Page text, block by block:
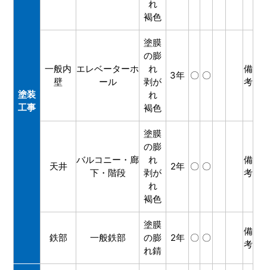
塗装
工事
れ
褐色
一般内
壁
エレベーターホ
ール
塗膜
の膨
れ
剥が
れ
褐色
3年 〇 〇
備
考
天井
バルコニー・廊
下・階段
塗膜
の膨
れ
剥が
れ
褐色
2年 〇 〇
備
考
鉄部 一般鉄部
塗膜
の膨
れ錆
2年 〇 〇
備
考